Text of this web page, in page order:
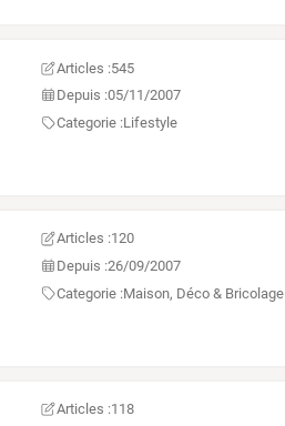
Articles :545
Depuis :05/11/2007
Categorie :Lifestyle
Articles :120
Depuis :26/09/2007
Categorie :Maison, Déco & Bricolage
Articles :118